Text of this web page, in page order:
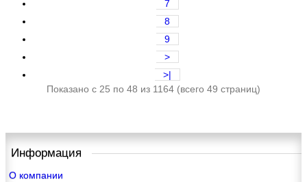
7
8
9
>
>|
Показано с 25 по 48 из 1164 (всего 49 страниц)
Информация
О компании